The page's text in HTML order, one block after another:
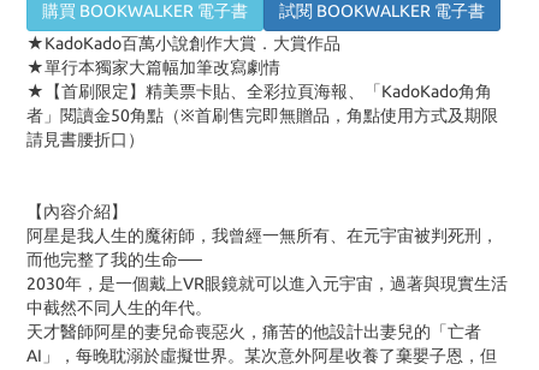
購買 BOOKWALKER 電子書
試閱 BOOKWALKER 電子書
★KadoKado百萬小說創作大賞．大賞作品
★單行本獨家大篇幅加筆改寫劇情
★【首刷限定】精美票卡貼、全彩拉頁海報、「KadoKado角角
者」閱讀金50角點（※首刷售完即無贈品，角點使用方式及期限
請見書腰折口）
【內容介紹】
阿星是我人生的魔術師，我曾經一無所有、在元宇宙被判死刑，
而他完整了我的生命──
2030年，是一個戴上VR眼鏡就可以進入元宇宙，過著與現實生活
中截然不同人生的年代。
天才醫師阿星的妻兒命喪惡火，痛苦的他設計出妻兒的「亡者
AI 」，每晚耽溺於虛擬世界。某次意外阿星收養了棄嬰子恩，但